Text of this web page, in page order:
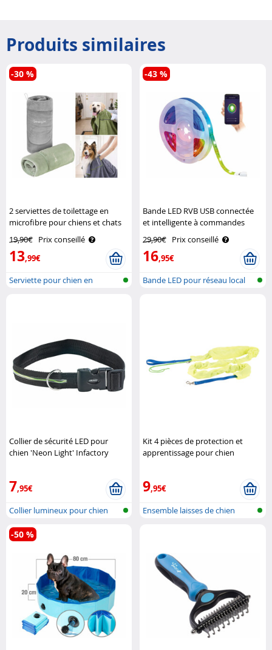
Produits similaires
2 serviettes de toilettage en
microfibre pour chiens et chats
19,90€ Prix conseillé
13,99€
-30 %
Serviette pour chien en
Bande LED RVB USB connectée
et intelligente à commandes
vocales WRL-34 Luminea Home
Control
29,90€ Prix conseillé
16,95€
-43 %
Bande LED pour réseau local
Collier de sécurité LED pour
chien 'Neon Light' Infactory
7,95€
Collier lumineux pour chien
Kit 4 pièces de protection et
apprentissage pour chien
9,95€
Ensemble laisses de chien
-50 %